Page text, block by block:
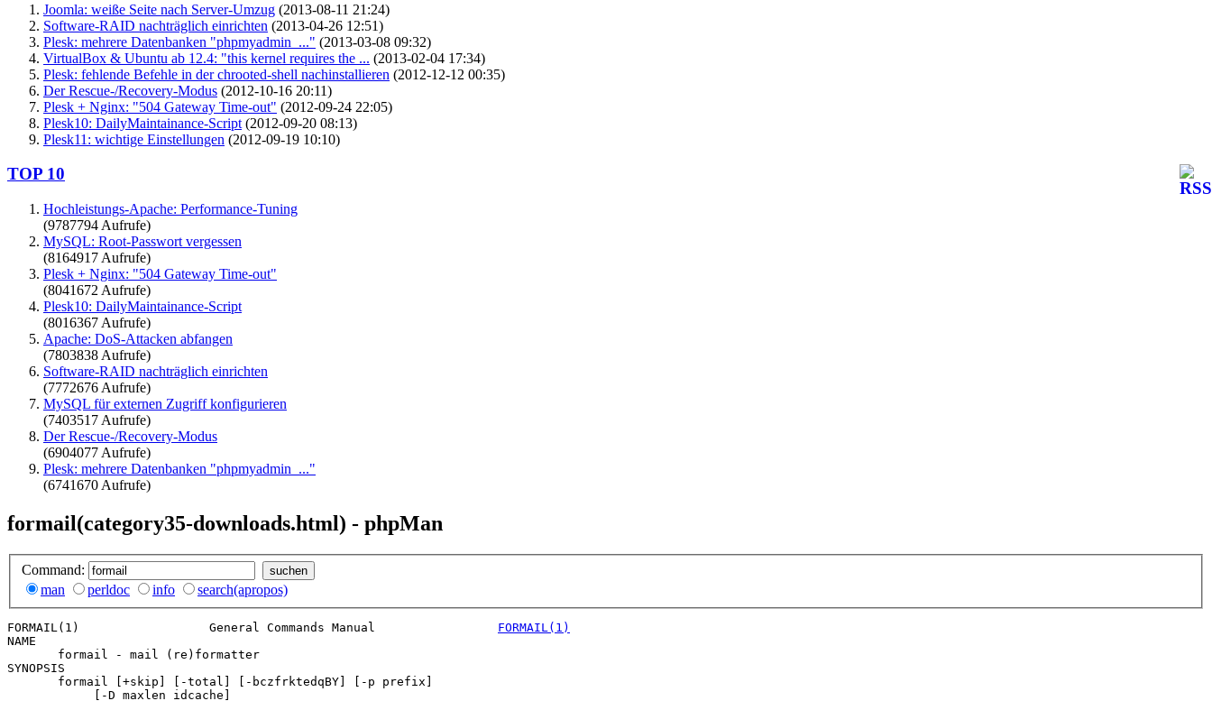
Joomla: weiße Seite nach Server-Umzug (2013-08-11 21:24)
Software-RAID nachträglich einrichten (2013-04-26 12:51)
Plesk: mehrere Datenbanken "phpmyadmin_..." (2013-03-08 09:32)
VirtualBox & Ubuntu ab 12.4: "this kernel requires the ... (2013-02-04 17:34)
Plesk: fehlende Befehle in der chrooted-shell nachinstallieren (2012-12-12 00:35)
Der Rescue-/Recovery-Modus (2012-10-16 20:11)
Plesk + Nginx: "504 Gateway Time-out" (2012-09-24 22:05)
Plesk10: DailyMaintainance-Script (2012-09-20 08:13)
Plesk11: wichtige Einstellungen (2012-09-19 10:10)
TOP 10
Hochleistungs-Apache: Performance-Tuning
(9787794 Aufrufe)
MySQL: Root-Passwort vergessen
(8164917 Aufrufe)
Plesk + Nginx: "504 Gateway Time-out"
(8041672 Aufrufe)
Plesk10: DailyMaintainance-Script
(8016367 Aufrufe)
Apache: DoS-Attacken abfangen
(7803838 Aufrufe)
Software-RAID nachträglich einrichten
(7772676 Aufrufe)
MySQL für externen Zugriff konfigurieren
(7403517 Aufrufe)
Der Rescue-/Recovery-Modus
(6904077 Aufrufe)
Plesk: mehrere Datenbanken "phpmyadmin_..."
(6741670 Aufrufe)
formail(category35-downloads.html) - phpMan
Command:
man
perldoc info search(apropos)
FORMAIL(1)                  General Commands Manual FORMAIL(1)